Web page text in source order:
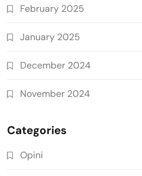
February 2025
January 2025
December 2024
November 2024
Categories
Opini